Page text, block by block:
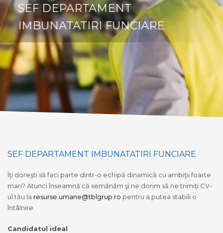
SEF DEPARTAMENT
IMBUNATATIRI FUNCIARE
SEF DEPARTAMENT IMBUNATATIRI FUNCIARE
Îţi doreşti să faci parte dintr-o echipă dinamică cu ambiţii foarte
mari? Atunci înseamnă că semănăm şi ne dorim să ne trimiţi CV-
ul tău la resurse.umane@tblgrup.ro pentru a putea stabili o
întâlnire.
Candidatul ideal